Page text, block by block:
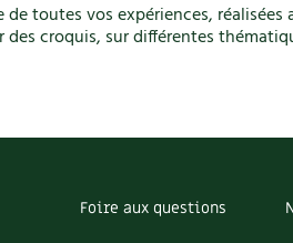
toutes vos expériences, réalisées
croquis, sur différentes
Foire aux questions